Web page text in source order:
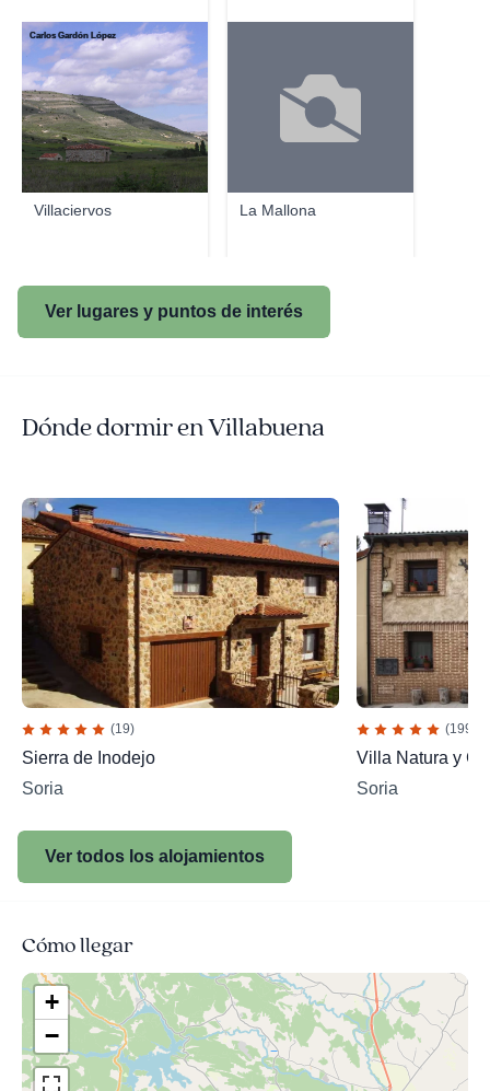
Villaciervos
Carlos Gardón López
La Mallona
Ver lugares y puntos de interés
Dónde dormir en Villabuena
(19)
Sierra de Inodejo
Soria
(199)
Villa Natura y
Soria
Ver todos los alojamientos
Cómo llegar
+
−